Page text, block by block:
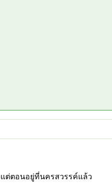
ต่ตอนอยู่ที่นครสวรรค์แล้ว